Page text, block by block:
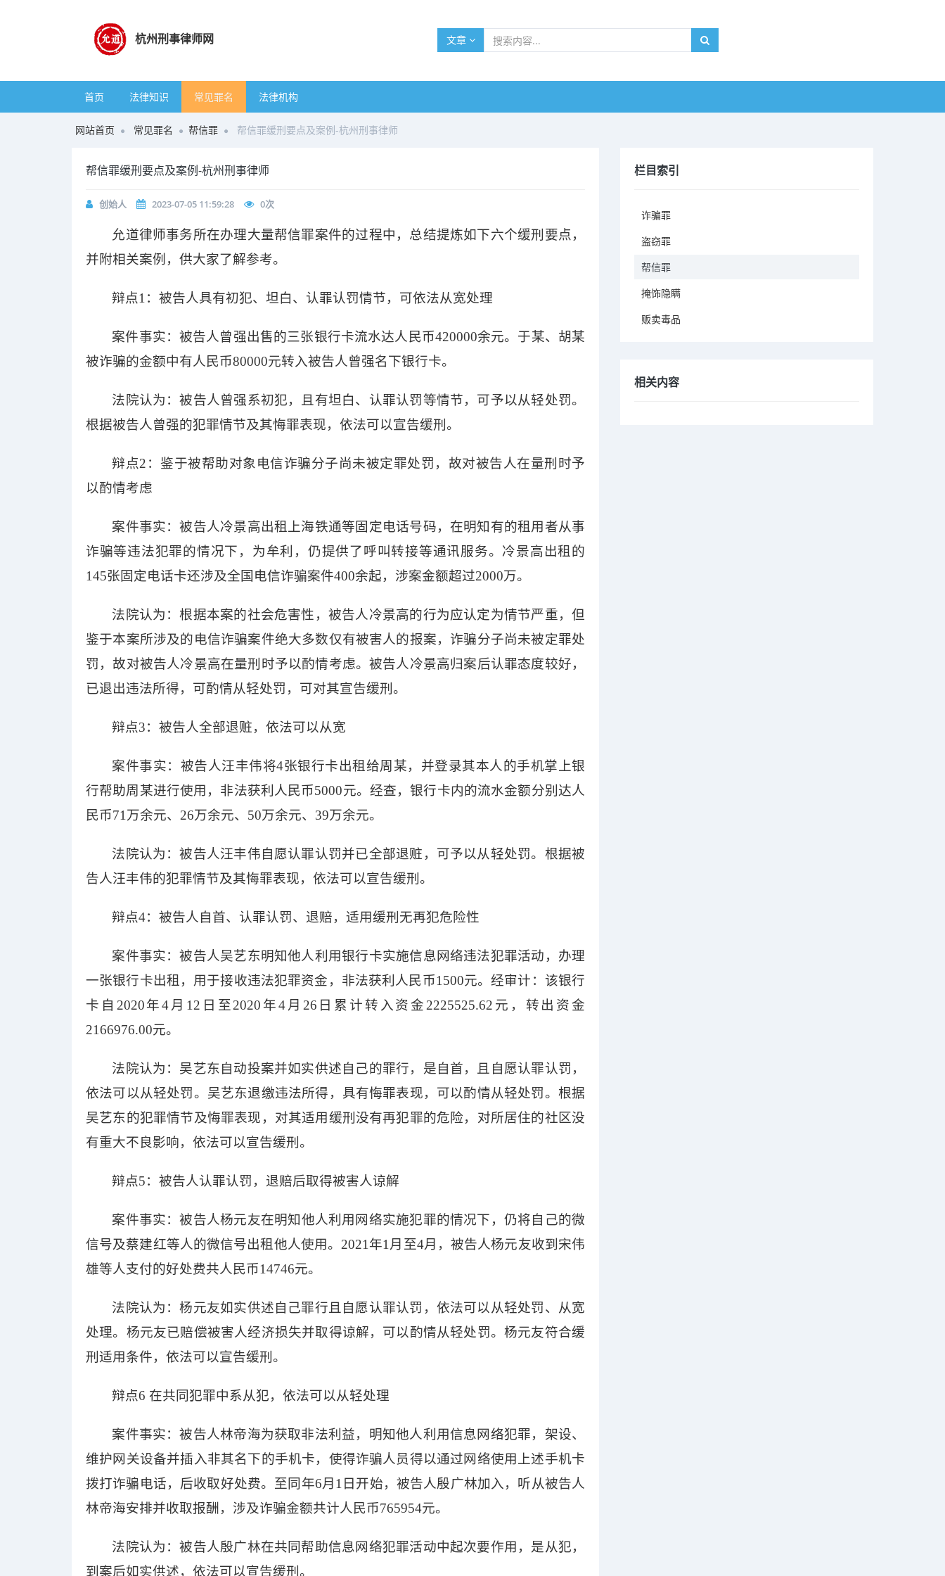
杭州刑事律师网 文章
首页 法律知识 常见罪名 法律机构
网站首页 常见罪名 帮信罪 帮信罪缓刑要点及案例-杭州刑事律师
帮信罪缓刑要点及案例-杭州刑事律师
创始人 2023-07-05 11:59:28 0次
允道律师事务所在办理大量帮信罪案件的过程中，总结提炼如下六个缓刑要点，
并附相关案例，供大家了解参考。
辩点1：被告人具有初犯、坦白、认罪认罚情节，可依法从宽处理
案件事实：被告人曾强出售的三张银行卡流水达人民币420000余元。于某、胡某
被诈骗的金额中有人民币80000元转入被告人曾强名下银行卡。
法院认为：被告人曾强系初犯，且有坦白、认罪认罚等情节，可予以从轻处罚。
根据被告人曾强的犯罪情节及其悔罪表现，依法可以宣告缓刑。
辩点2：鉴于被帮助对象电信诈骗分子尚未被定罪处罚，故对被告人在量刑时予
以酌情考虑
案件事实：被告人冷景高出租上海铁通等固定电话号码，在明知有的租用者从事
诈骗等违法犯罪的情况下，为牟利，仍提供了呼叫转接等通讯服务。冷景高出租的
145张固定电话卡还涉及全国电信诈骗案件400余起，涉案金额超过2000万。
法院认为：根据本案的社会危害性，被告人冷景高的行为应认定为情节严重，但
鉴于本案所涉及的电信诈骗案件绝大多数仅有被害人的报案，诈骗分子尚未被定罪处
罚，故对被告人冷景高在量刑时予以酌情考虑。被告人冷景高归案后认罪态度较好，
已退出违法所得，可酌情从轻处罚，可对其宣告缓刑。
辩点3：被告人全部退赃，依法可以从宽
案件事实：被告人汪丰伟将4张银行卡出租给周某，并登录其本人的手机掌上银
行帮助周某进行使用，非法获利人民币5000元。经查，银行卡内的流水金额分别达人
民币71万余元、26万余元、50万余元、39万余元。
法院认为：被告人汪丰伟自愿认罪认罚并已全部退赃，可予以从轻处罚。根据被
告人汪丰伟的犯罪情节及其悔罪表现，依法可以宣告缓刑。
辩点4：被告人自首、认罪认罚、退赔，适用缓刑无再犯危险性
案件事实：被告人吴艺东明知他人利用银行卡实施信息网络违法犯罪活动，办理
一张银行卡出租 ， 用于接收违法犯罪资金，非法获利人民币1500元。经审计： 该银行
卡自 2020年4月12日至2020年4月26日累计转入资金2225525.62元，转出资金
2166976.00元。
法院认为：吴艺东自动投案并如实供述自己的罪行，是自首，且自愿认罪认罚，
依法可以从轻处罚。吴艺东退缴违法所得，具有悔罪表现，可以酌情从轻处罚。根据
吴艺东的犯罪情节及悔罪表现，对其适用缓刑没有再犯罪的危险，对所居住的社区没
有重大不良影响，依法可以宣告缓刑。
辩点5：被告人认罪认罚，退赔后取得被害人谅解
案件事实：被告人杨元友在明知他人利用网络实施犯罪的情况下，仍将自己的微
信号及蔡建红等人的微信号出租 他人使用。 2021年1月至4月，被告人杨元友收到宋伟
雄等人支付的好处费共人民币14746元。
法院认为：杨元友如实供述自己罪行且自愿认罪认罚，依法可以从轻处罚、从宽
处理。杨元友已赔偿被害人经济损失并取得谅解，可以酌情从轻处罚。杨元友符合缓
刑适用条件，依法可以宣告缓刑。
辩点6 在共同犯罪中系从犯，依法可以从轻处理
案件事实：被告人林帝海为获取非法利益，明知他人利用信息网络犯罪，架设、
维护网关设备并插入非其名下的手机卡，使得诈骗人员得以通过网络使用上述手机卡
拨打诈骗电话，后收取好处费。至同年6月1日开始，被告人殷广林加入，听从被告人
林帝海安排并收取报酬，涉及诈骗金额共计人民币765954元。
法院认为：被告人殷广林在共同帮助信息网络犯罪活动中起次要作用，是从犯，
到案后如实供述，依法可以宣告缓刑。
栏目索引
诈骗罪
盗窃罪
帮信罪
掩饰隐瞒
贩卖毒品
相关内容